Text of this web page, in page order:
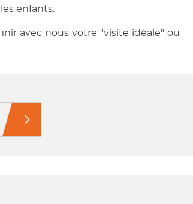
enfants.
avec nous votre "visite idéale" ou